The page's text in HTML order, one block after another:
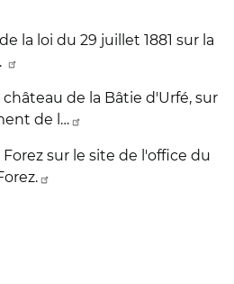
la loi du 29 juillet 1881 sur la
de la Bâtie d'Urfé, sur
de l…
sur le site de l'office du